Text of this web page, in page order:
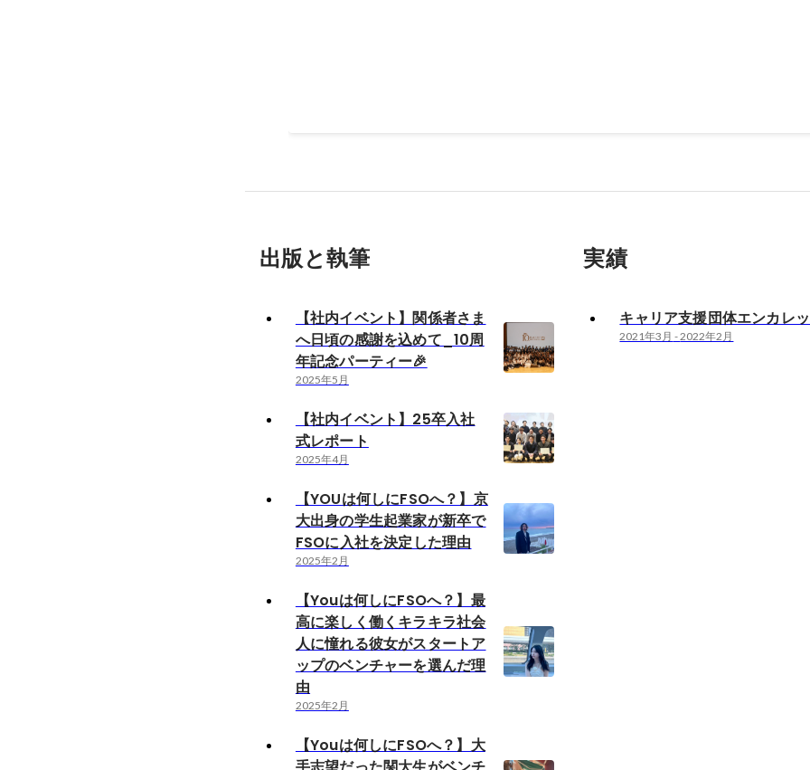
出版と執筆
【社内イベント】関係者さま
へ日頃の感謝を込めて_10周
年記念パーティー🎉
2025年5月
【社内イベント】25卒入社
式レポート
2025年4月
【YOUは何しにFSOへ？】京
大出身の学生起業家が新卒で
FSOに入社を決定した理由
2025年2月
【Youは何しにFSOへ？】最
高に楽しく働くキラキラ社会
人に憧れる彼女がスタートア
ップのベンチャーを選んだ理
由
2025年2月
【Youは何しにFSOへ？】大
実績
キャリア支援団体エンカレ
2021年3月 -2022年2月